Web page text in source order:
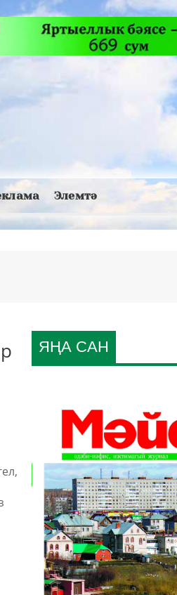
Элемтә
ЯҢА САН